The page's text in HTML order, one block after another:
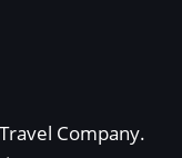
Company.